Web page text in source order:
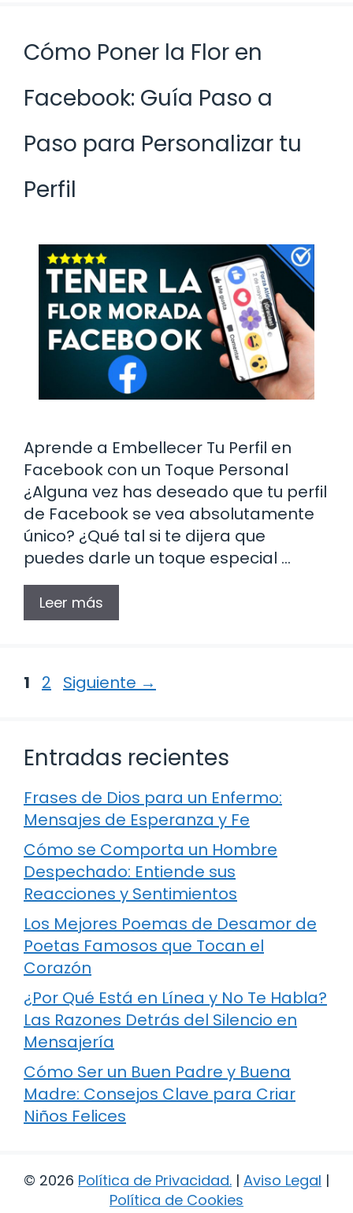
Cómo Poner la Flor en
Facebook: Guía Paso a
Paso para Personalizar tu
Perfil
Aprende a Embellecer Tu Perfil en
Facebook con un Toque Personal
¿Alguna vez has deseado que tu perfil
de Facebook se vea absolutamente
único? ¿Qué tal si te dijera que
puedes darle un toque especial …
Leer más
Página
1 Página
2 Siguiente →
Entradas recientes
Frases de Dios para un Enfermo:
Mensajes de Esperanza y Fe
Cómo se Comporta un Hombre
Despechado: Entiende sus
Reacciones y Sentimientos
Los Mejores Poemas de Desamor de
Poetas Famosos que Tocan el
Corazón
¿Por Qué Está en Línea y No Te Habla?
Las Razones Detrás del Silencio en
Mensajería
Cómo Ser un Buen Padre y Buena
Madre: Consejos Clave para Criar
Niños Felices
© 2026 Política de Privacidad. | Aviso Legal |
Política de Cookies